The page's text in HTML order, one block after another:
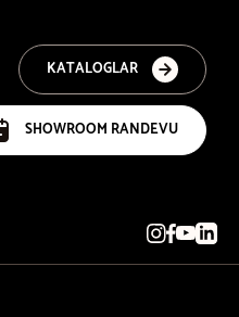
KATALOGLAR
SHOWROOM RANDEVU